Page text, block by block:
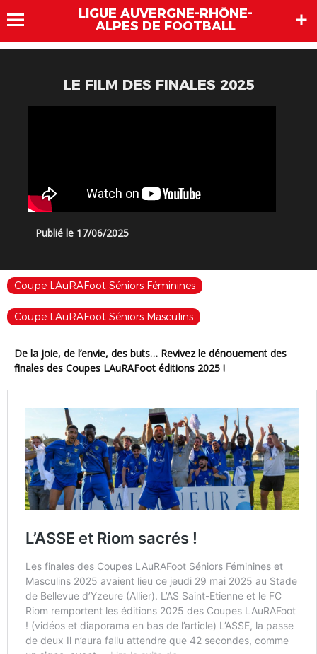
LIGUE AUVERGNE-RHÔNE-
ALPES DE FOOTBALL
LE FILM DES FINALES 2025
Publié le 17/06/2025
Coupe LAuRAFoot Séniors Féminines
Coupe LAuRAFoot Séniors Masculins
De la joie, de l’envie, des buts… Revivez le dénouement des
finales des Coupes LAuRAFoot éditions 2025 !